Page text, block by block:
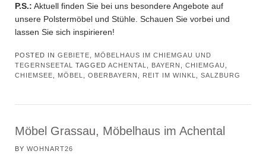
P.S.: Aktuell finden Sie bei uns besondere Angebote auf
unsere Polstermöbel und Stühle. Schauen Sie vorbei und
lassen Sie sich inspirieren!
POSTED IN GEBIETE, MÖBELHAUS IM CHIEMGAU UND
TEGERNSEETAL
TAGGED ACHENTAL BAYERN CHIEMGAU
CHIEMSEE
MÖBEL OBERBAYERN REIT IM WINKL SALZBURG
Möbel Grassau, Möbelhaus im Achental
BY WOHNART26